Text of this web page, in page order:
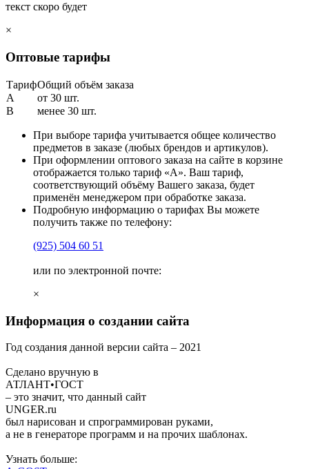
текст скоро будет
×
Оптовые тарифы
ТарифОбщий объём заказа
A
от 30 шт.
B
менее 30 шт.
При выборе тарифа учитывается общее количество
предметов в заказе (любых брендов и артикулов).
При оформлении оптового заказа на сайте в корзине
отображается только тариф «А». Ваш тариф,
соответствующий объёму Вашего заказа, будет
применён менеджером при обработке заказа.
Подробную информацию о тарифах Вы можете
получить также по телефону:
(925) 504 60 51
или по электронной почте:
×
Информация о создании сайта
Год создания данной версии сайта – 2021
Сделано вручную в
АТЛАНТ•ГОСТ
– это значит, что данный сайт
UNGER.ru
был нарисован и спрограммирован руками,
а не в генераторе программ и на прочих шаблонах.
Узнать больше: